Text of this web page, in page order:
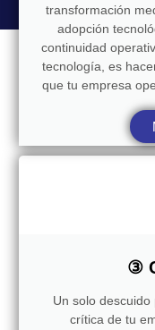
transformación
adopción
continuidad
tecnología, es
que tu empresa
③
Un solo
crítica de tu